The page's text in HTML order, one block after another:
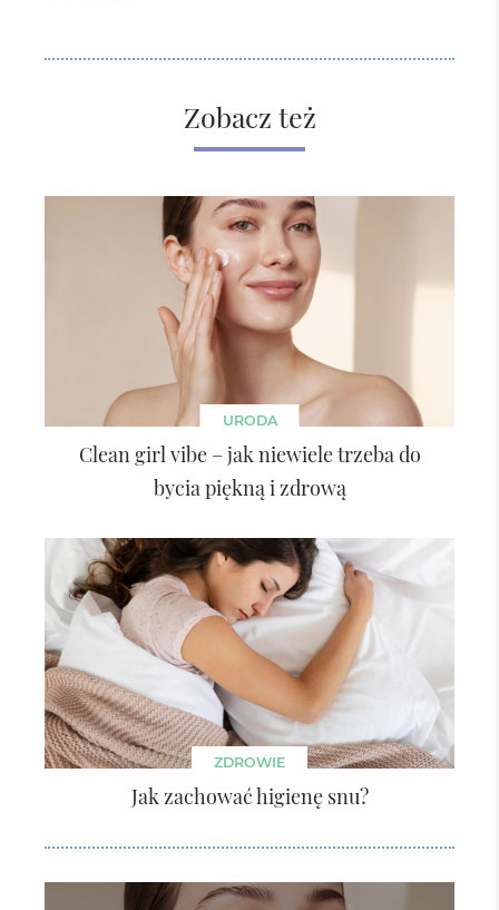
Zobacz też
URODA
Clean girl vibe – jak niewiele trzeba do
bycia piękną i zdrową
ZDROWIE
Jak zachować higienę snu?